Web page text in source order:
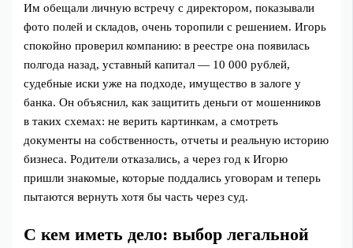
Им обещали личную встречу с директором, показывали
фото полей и складов, очень торопили с решением. Игорь
спокойно проверил компанию: в реестре она появилась
полгода назад, уставный капитал — 10 000 рублей,
судебные иски уже на подходе, имущество в залоге у
банка. Он объяснил, как защитить деньги от мошенников
в таких схемах: не верить картинкам, а смотреть
документы на собственность, отчеты и реальную историю
бизнеса. Родители отказались, а через год к Игорю
пришли знакомые, которые поддались уговорам и теперь
пытаются вернуть хотя бы часть через суд.
С кем иметь дело: выбор легальной